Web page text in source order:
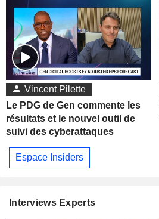
Vincent Pilette
Le PDG de Gen commente les
résultats et le nouvel outil de
suivi des cyberattaques
Espace Insiders
Interviews Experts